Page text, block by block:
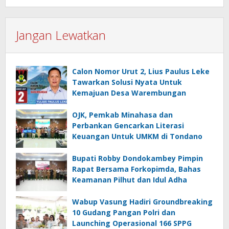
Jangan Lewatkan
Calon Nomor Urut 2, Lius Paulus Leke
Tawarkan Solusi Nyata Untuk
Kemajuan Desa Warembungan
OJK, Pemkab Minahasa dan
Perbankan Gencarkan Literasi
Keuangan Untuk UMKM di Tondano
Bupati Robby Dondokambey Pimpin
Rapat Bersama Forkopimda, Bahas
Keamanan Pilhut dan Idul Adha
Wabup Vasung Hadiri Groundbreaking
10 Gudang Pangan Polri dan
Launching Operasional 166 SPPG